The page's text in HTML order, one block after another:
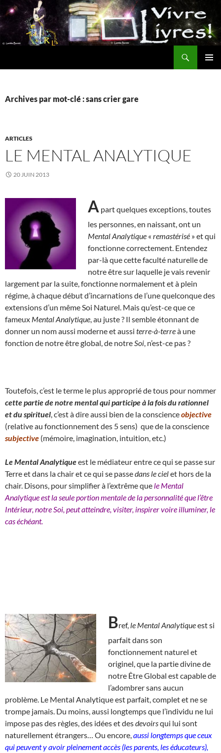
Aller
au
contenu
Archives par mot-clé : sans crier gare
ARTICLES
LE MENTAL ANALYTIQUE
20 JUIN 2013
A part quelques exceptions, toutes
les personnes, en naissant, ont un
Mental Analytique « remastérisé » et qui
fonctionne correctement. Entendez
par-là que cette faculté naturelle de
notre être sur laquelle je vais revenir
largement par la suite, fonctionne normalement et à plein
régime, à chaque début d’incarnations de l’une quelconque des
extensions d’un même Soi Naturel. Mais qu’est-ce que ce
fameux Mental Analytique , au juste ? Il semble étonnant de
donner un nom aussi moderne et aussi terre-à-terreà une
fonction de notre être global, de notre Soi , n’est-ce pas ?
Toutefois, c’est le terme le plus approprié de tous pour nommer
cette partie de notre mental qui participe à la fois du rationnel
et du spirituel , c’est à dire aussi bien de la conscienceobjective
(relative au fonctionnement des 5 sens) que de la conscience
subjective (mémoire, imagination, intuition, etc.)
Le Mental Analytiqueest le médiateur entre ce qui se passe sur
Terre et dans la chair et ce qui se passedans le cielet hors de la
chair. Disons, pour simplifier à l’extrême que le Mental
Analytique est la seule portion mentale de la personnalité que l’être
Intérieur, notre Soi, peut atteindre, visiter, inspirer voire illuminer, le
cas échéant.
Bref, le Mental Analytiqueest si
parfait dans son
fonctionnement naturel et
originel, que la partie divine de
notre Être Global est capable de
l’adombrer sans aucun
problème. Le Mental Analytique est parfait, complet et ne se
trompe jamais. Du moins, aussi longtemps que l’individu ne lui
impose pas des règles, des idées et desdevoirsqui lui sont
naturellement étrangers… Ou encore, aussi longtemps que ceux
qui peuvent y avoir pleinement accès (les parents, les éducateurs),